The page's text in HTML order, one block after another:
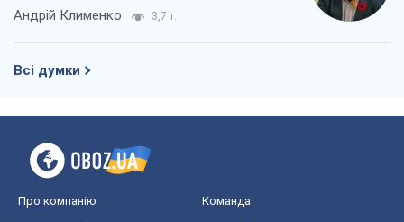
Андрій Клименко 3,7 т.
Всі думки
Про компанію Команда